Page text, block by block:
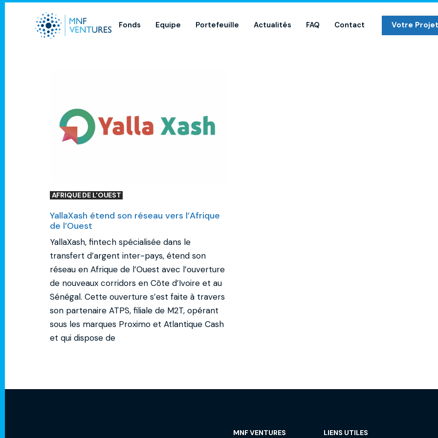
Fonds Equipe Portefeuille Actualités FAQ Contact Votre Projet
AFRIQUE DE L'OUEST
YallaXash étend son réseau vers l’Afrique
de l’Ouest
YallaXash, fintech spécialisée dans le
transfert d’argent inter-pays, étend son
réseau en Afrique de l’Ouest avec l’ouverture
de nouveaux corridors en Côte d’Ivoire et au
Sénégal. Cette ouverture s’est faite à travers
son partenaire ATPS, filiale de M2T, opérant
sous les marques Proximo et Atlantique Cash
et qui dispose de
MNF VENTURES LIENS UTILES